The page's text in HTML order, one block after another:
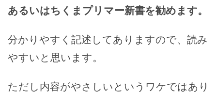
あるいはちくまプリマー新書を勧めます。
分かりやすく記述してありますので、読み
やすいと思います。
ただし内容がやさしいというワケではあり